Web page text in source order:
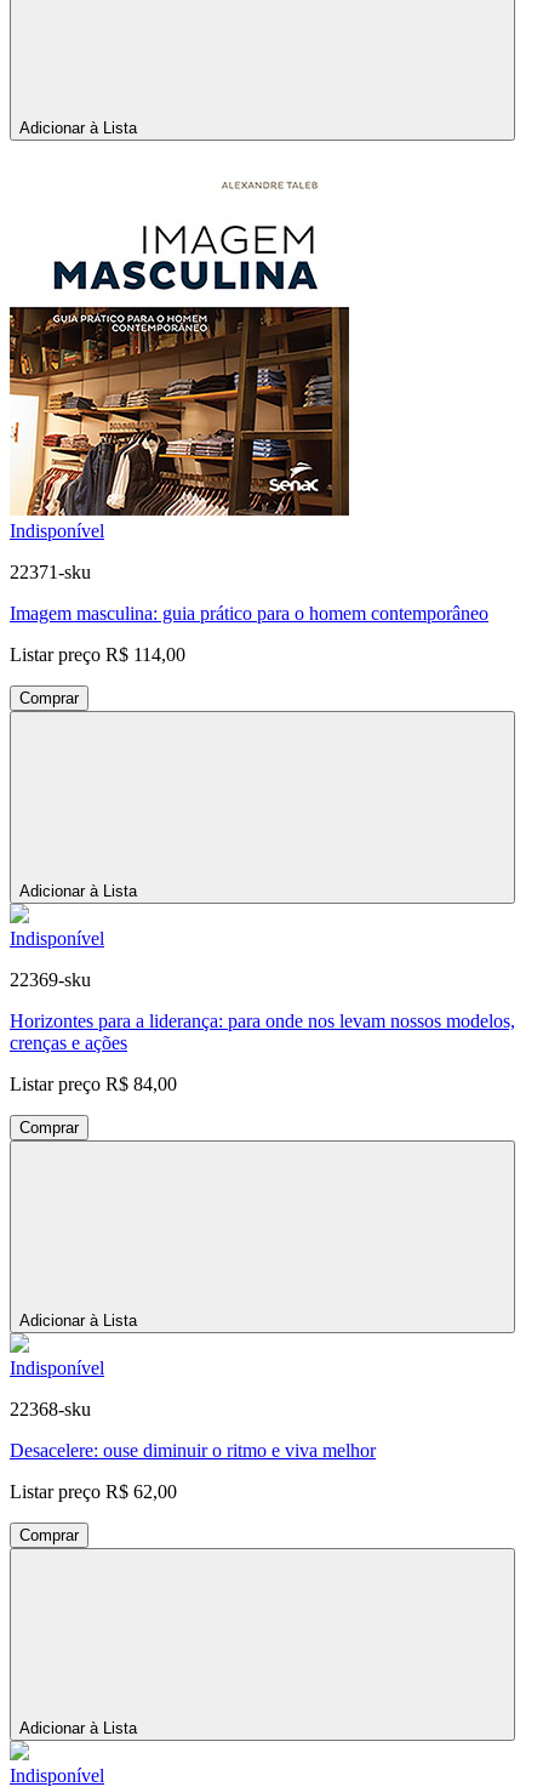
Adicionar à Lista
Indisponível
22371-sku
Imagem masculina: guia prático para o homem contemporâneo
Listar preço R$ 114,00
Comprar
Adicionar à Lista
Indisponível
22369-sku
Horizontes para a liderança: para onde nos levam nossos modelos,
crenças e ações
Listar preço R$ 84,00
Comprar
Adicionar à Lista
Indisponível
22368-sku
Desacelere: ouse diminuir o ritmo e viva melhor
Listar preço R$ 62,00
Comprar
Adicionar à Lista
Indisponível